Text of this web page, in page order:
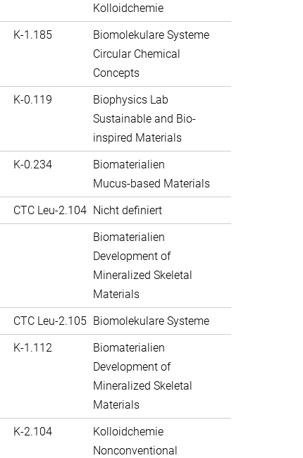
Kolloidchemie
K-1.185
Biomolekulare Systeme
Circular Chemical
Concepts
K-0.119
Biophysics Lab
Sustainable and Bio-
inspired Materials
K-0.234
Biomaterialien
Mucus-based Materials
CTC Leu-2.104 Nicht definiert
Biomaterialien
Development of
Mineralized Skeletal
Materials
CTC Leu-2.105 Biomolekulare Systeme
K-1.112
Biomaterialien
Development of
Mineralized Skeletal
Materials
K-2.104
Kolloidchemie
Nonconventional